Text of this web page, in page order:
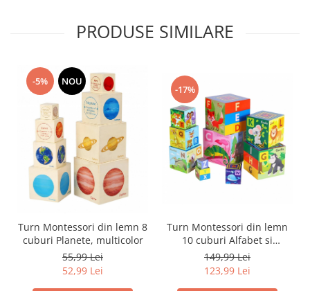
PRODUSE SIMILARE
-5% NOU
Turn Montessori din lemn 8
cuburi Planete, multicolor
55,99 Lei
52,99 Lei
-17%
Turn Montessori din lemn
10 cuburi Alfabet si
Animale, multicolor
149,99 Lei
123,99 Lei